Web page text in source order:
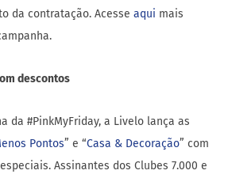
da contratação. Acesse aqui mais
descontos
da #PinkMyFriday, a Livelo lança as
Pontos” e “Casa & Decoração” com
Assinantes dos Clubes 7.000 e